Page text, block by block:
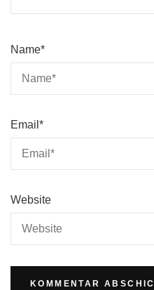
Name*
Email *
Website